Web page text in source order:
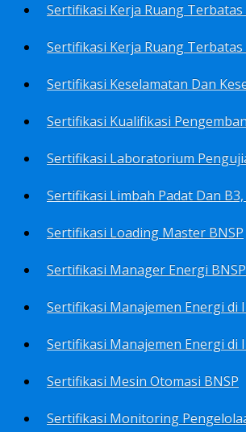
Sertifikasi Loading Master BNSP
Sertifikasi Manager Energi BNSP
Sertifikasi Mesin Otomasi BNSP